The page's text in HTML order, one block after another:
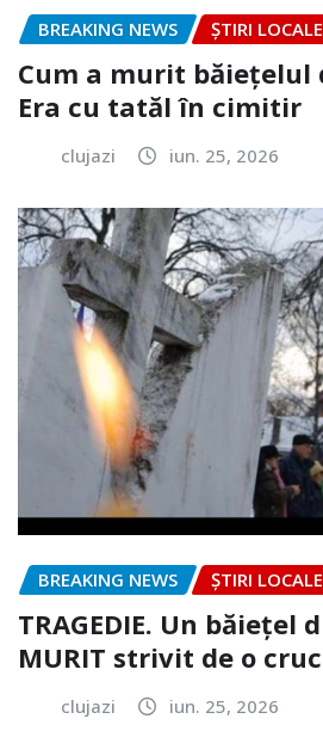
BREAKING NEWS ȘTIRI LOCALE
Cum a murit băiețelul
Era cu tatăl în cimitir
clujazi iun. 25, 2026
BREAKING NEWS ȘTIRI LOCALE
TRAGEDIE. Un băiețel
MURIT strivit de o
clujazi iun. 25, 2026